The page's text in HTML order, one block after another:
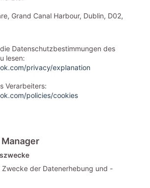
Grand Canal Harbour, Dublin, D02,
Datenschutzbestimmungen des
lesen:
privacy/explanation
Verarbeiters:
policies/cookies
Zwecke der Datenerhebung und -